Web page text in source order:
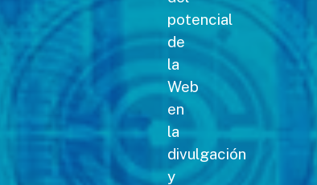
potencial
de
la
Web
en
la
divulgación
y